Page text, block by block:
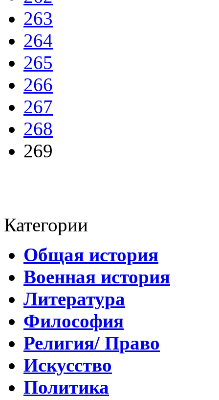
263
264
265
266
267
268
269
Категории
Общая история
Военная история
Литература
Философия
Религия/ Право
Искусство
Политика